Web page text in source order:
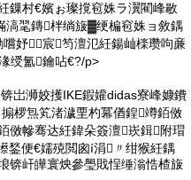
鏁村€嬪ぉ璨撹窇姝ラ瀷閵峰敭
滈毣鏄柈绱旇▓绠楄窇姝ョ敘鍝
妤宸笉澶氾紝鍚屾檪瓒呴亷
绶氳鑰呫€?/p>
岀浉姣擭IKE鍜孉didas寮峰嫝鐨
椤炰笂渚濊垔杓冪偤鍠竴銆傚
傚幓骞达紝鍏朵簽澶崁鍓附瑁
鍫便€嬬殑閲囪í涓〃绀猴紝鍝
锛屽皣寰炴參璺戝悜缍滃悎楂旇